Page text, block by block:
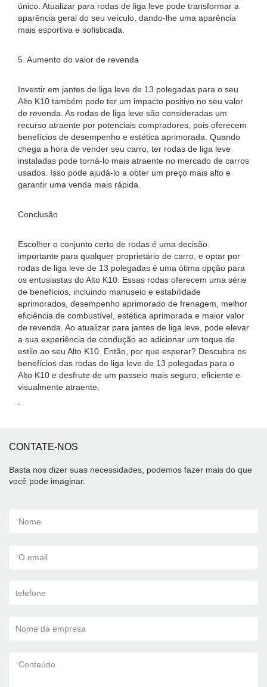
único. Atualizar para rodas de liga leve pode transformar a
aparência geral do seu veículo, dando-lhe uma aparência
mais esportiva e sofisticada.
5. Aumento do valor de revenda
Investir em jantes de liga leve de 13 polegadas para o seu
Alto K10 também pode ter um impacto positivo no seu valor
de revenda. As rodas de liga leve são consideradas um
recurso atraente por potenciais compradores, pois oferecem
benefícios de desempenho e estética aprimorada. Quando
chega a hora de vender seu carro, ter rodas de liga leve
instaladas pode torná-lo mais atraente no mercado de carros
usados. Isso pode ajudá-lo a obter um preço mais alto e
garantir uma venda mais rápida.
Conclusão
Escolher o conjunto certo de rodas é uma decisão
importante para qualquer proprietário de carro, e optar por
rodas de liga leve de 13 polegadas é uma ótima opção para
os entusiastas do Alto K10. Essas rodas oferecem uma série
de benefícios, incluindo manuseio e estabilidade
aprimorados, desempenho aprimorado de frenagem, melhor
eficiência de combustível, estética aprimorada e maior valor
de revenda. Ao atualizar para jantes de liga leve, pode elevar
a sua experiência de condução ao adicionar um toque de
estilo ao seu Alto K10. Então, por que esperar? Descubra os
benefícios das rodas de liga leve de 13 polegadas para o
Alto K10 e desfrute de um passeio mais seguro, eficiente e
visualmente atraente.
CONTATE-NOS
Basta nos dizer suas necessidades, podemos fazer mais do que
você pode imaginar.
*Nome
*O email
telefone
Nome da empresa
*Conteúdo